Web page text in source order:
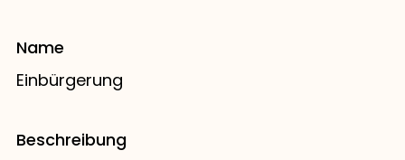
Name
Einbürgerung
Beschreibung